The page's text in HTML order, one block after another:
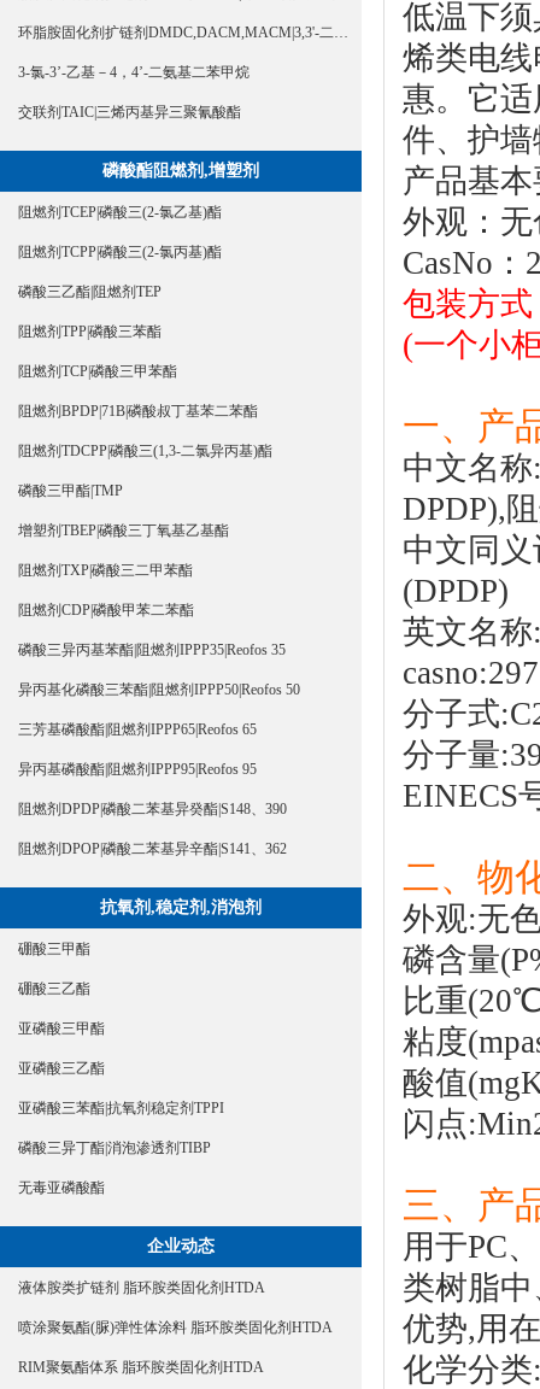
环脂胺固化剂扩链剂DMDC,DACM,MACM|3,3'-二甲基-4,4'-二氨基二环己基甲烷
3-氯-3’-乙基－4，4’-二氨基二苯甲烷
交联剂TAIC|三烯丙基异三聚氰酸酯
磷酸酯阻燃剂,增塑剂
阻燃剂TCEP|磷酸三(2-氯乙基)酯
阻燃剂TCPP|磷酸三(2-氯丙基)酯
磷酸三乙酯|阻燃剂TEP
阻燃剂TPP|磷酸三苯酯
阻燃剂TCP|磷酸三甲苯酯
阻燃剂BPDP|71B|磷酸叔丁基苯二苯酯
阻燃剂TDCPP|磷酸三(1,3-二氯异丙基)酯
磷酸三甲酯|TMP
增塑剂TBEP|磷酸三丁氧基乙基酯
阻燃剂TXP|磷酸三二甲苯酯
阻燃剂CDP|磷酸甲苯二苯酯
磷酸三异丙基苯酯|阻燃剂IPPP35|Reofos 35
异丙基化磷酸三苯酯|阻燃剂IPPP50|Reofos 50
三芳基磷酸酯|阻燃剂IPPP65|Reofos 65
异丙基磷酸酯|阻燃剂IPPP95|Reofos 95
阻燃剂DPDP|磷酸二苯基异癸酯|S148、390
阻燃剂DPOP|磷酸二苯基异辛酯|S141、362
抗氧剂,稳定剂,消泡剂
硼酸三甲酯
硼酸三乙酯
亚磷酸三甲酯
亚磷酸三乙酯
亚磷酸三苯酯|抗氧剂稳定剂TPPI
磷酸三异丁酯|消泡渗透剂TIBP
无毒亚磷酸酯
企业动态
液体胺类扩链剂 脂环胺类固化剂HTDA
喷涂聚氨酯(脲)弹性体涂料 脂环胺类固化剂HTDA
RIM聚氨酯体系 脂环胺类固化剂HTDA
低温下
烯类电
惠。它
件、护
产品基
外观：
CasNo：
包装方
(一个小
一、产
中文名称
DPDP),
中文同
(DPDP)
英文名
分子式
分子量
EINECS
二、物
外观:无
磷含量
比重
粘度
酸值
闪点
三、产
用于PC
类树脂
优势,用
化学分类